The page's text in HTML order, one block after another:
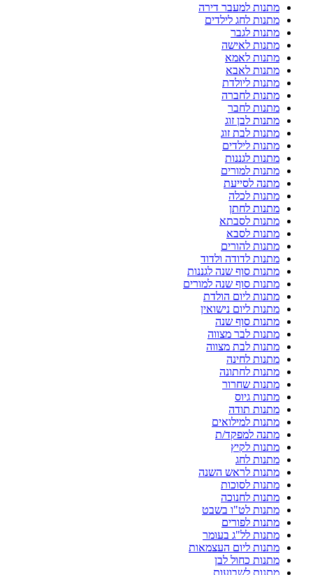
מתנות למעבר דירה
מתנות לחג לילדים
מתנות לגבר
מתנות לאישה
מתנות לאמא
מתנות לאבא
מתנות ליולדת
מתנות לחברה
מתנות לחבר
מתנות לבן זוג
מתנות לבת זוג
מתנות לילדים
מתנות לגננות
מתנות למורים
מתנה לסייעת
מתנות לכלה
מתנות לחתן
מתנות לסבתא
מתנות לסבא
מתנות להורים
מתנות לדודה ולדוד
מתנות סוף שנה לגננות
מתנות סוף שנה למורים
מתנות ליום הולדת
מתנות ליום נישואין
מתנות סוף שנה
מתנות לבר מצווה
מתנות לבת מצווה
מתנות לחינה
מתנות לחתונה
מתנות שחרור
מתנות גיוס
מתנות תודה
מתנות למילואים
מתנה למפקד/ת
מתנות לקיץ
מתנות לחג
מתנות לראש השנה
מתנות לסוכות
מתנות לחנוכה
מתנות לט"ו בשבט
מתנות לפורים
מתנות לל"ג בעומר
מתנות ליום העצמאות
מתנות כחול לבן
מתנות לשבועות